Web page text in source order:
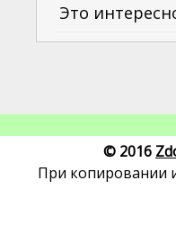
Это
© 2016
При копировании